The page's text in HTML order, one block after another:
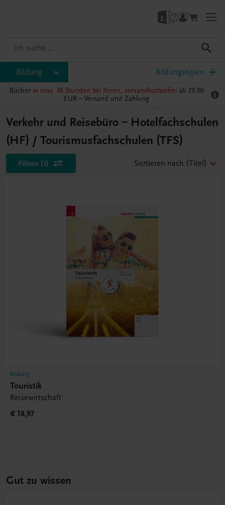
Bildung Bildungstypen
Bücher in max. 48 Stunden bei Ihnen, versandkostenfrei ab 29,00
EUR – Versand und Zahlung
Verkehr und Reisebüro – Hotelfachschulen
(HF) / Tourismusfachschulen (TFS)
Filtern (1) Sortieren nach (Titel)
Bildung
Touristik
Reisewirtschaft
€ 18,97
Gut zu wissen